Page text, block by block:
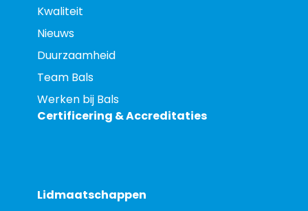
Kwaliteit
Nieuws
Duurzaamheid
Team Bals
Werken bij Bals
Certificering & Accreditaties
Lidmaatschappen